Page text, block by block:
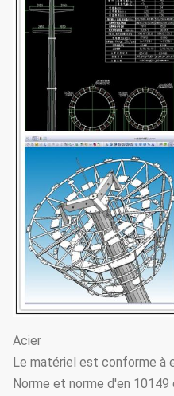
Acier
Le matériel est conforme à
Norme et norme d'en 10149